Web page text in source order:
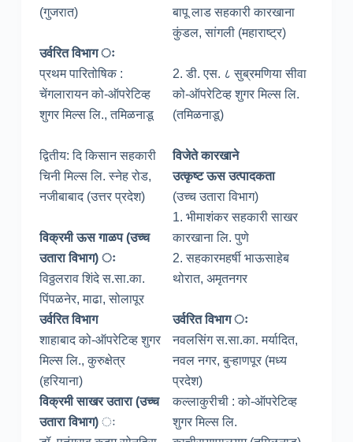
(गुजरात)
उर्वरित विभाग ः
प्रथम पारितोषिक :
चेंगलारायन को-ऑपरेटिव्ह
शुगर मिल्स लि., तमिळनाडू
द्वितीय: दि किसान सहकारी
चिनी मिल्स लि. स्नेह रोड,
नजीबाबाद (उत्तर प्रदेश)
विक्रमी ऊस गाळप (उच्च
उतारा विभाग) ः
विठ्ठलराव शिंदे स.सा.का.
पिंपळनेर, माढा, सोलापूर
उर्वरित विभाग
शाहाबाद को-ऑपरेटिव्ह शुगर
मिल्स लि., कुरुक्षेत्र
(हरियाना)
विक्रमी साखर उतारा (उच्च
उतारा विभाग)ः
बापू लाड सहकारी कारखाना
कुंडल, सांगली (महाराष्ट्र)
2. डी. एस. ८ सुब्रमणिया सीवा
को-ऑपरेटिव्ह शुगर मिल्स लि.
(तमिळनाडू)
विजेते कारखाने
उत्कृष्ट ऊस उत्पादकता
(उच्च उतारा विभाग)
1. भीमाशंकर सहकारी साखर
कारखाना लि. पुणे
2. सहकारमहर्षी भाऊसाहेब
थोरात, अमृतनगर
उर्वरित विभाग ः
नवलसिंग स.सा.का. मर्यादित,
नवल नगर, बुऱ्हाणपूर (मध्य
प्रदेश)
कल्लाकुरीची : को-ऑपरेटिव्ह
शुगर मिल्स लि.